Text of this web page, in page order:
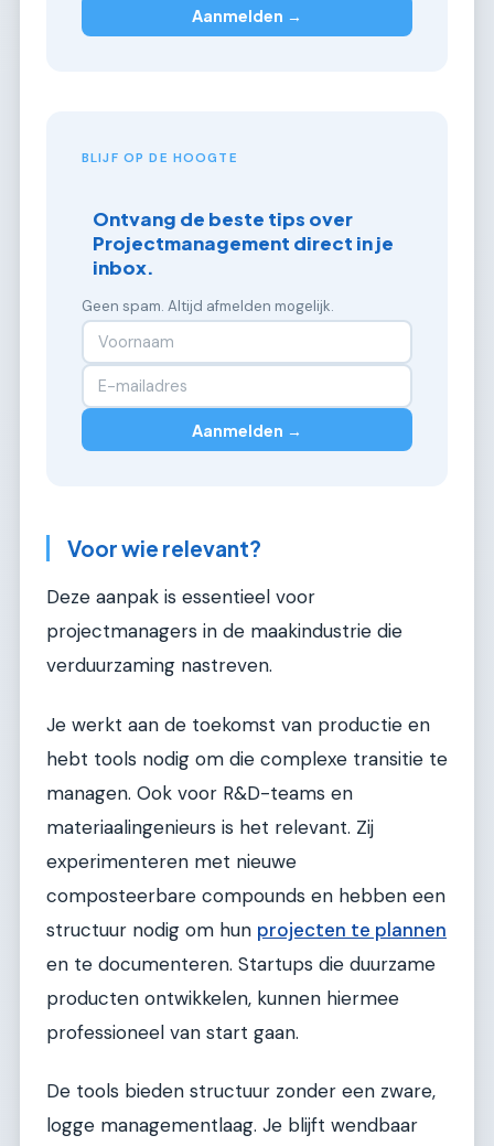
Aanmelden →
BLIJF OP DE HOOGTE
Ontvang de beste tips over
Projectmanagement direct in je
inbox.
Geen spam. Altijd afmelden mogelijk.
Aanmelden →
Voor wie relevant?
Deze aanpak is essentieel voor
projectmanagers in de maakindustrie die
verduurzaming nastreven.
Je werkt aan de toekomst van productie en
hebt tools nodig om die complexe transitie te
managen. Ook voor R&D-teams en
materiaalingenieurs is het relevant. Zij
experimenteren met nieuwe
composteerbare compounds en hebben een
structuur nodig om hun projecten te plannen
en te documenteren. Startups die duurzame
producten ontwikkelen, kunnen hiermee
professioneel van start gaan.
De tools bieden structuur zonder een zware,
logge managementlaag. Je blijft wendbaar